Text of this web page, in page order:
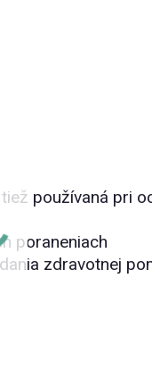
používaná pri
poraneniach
zdravotnej